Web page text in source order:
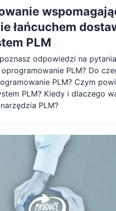
łańcuchem
PLM
odpowiedzi na
PLM? Do
PLM? Czym
PLM? Kiedy i dlaczego
PLM?